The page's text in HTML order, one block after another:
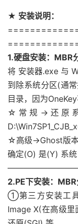
★ 安装说明：
1.硬盘安装：MBR
将 安装器.exe 与
到除系统分区(通
目录，因为
☆常规→还原
☆高级→Ghost版本
确定(O) 是(Y) 系
2.PE下安装：
①第三方安装工
Image X(在高级